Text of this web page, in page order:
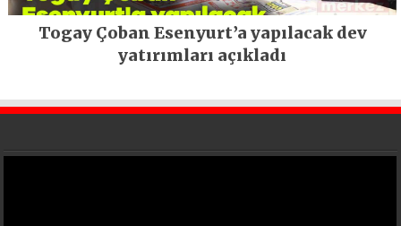
Togay Çoban Esenyurt’a yapılacak dev
yatırımları açıkladı